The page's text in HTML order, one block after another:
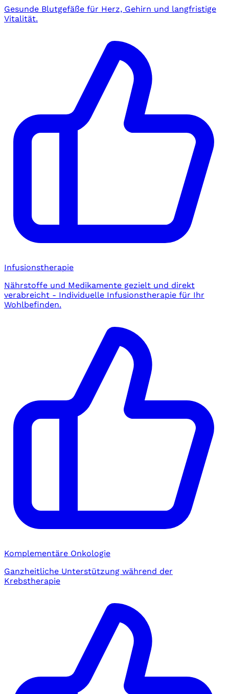
Gesunde Blutgefäße für Herz, Gehirn und langfristige
Vitalität.
Infusionstherapie
Nährstoffe und Medikamente gezielt und direkt
verabreicht - Individuelle Infusionstherapie für Ihr
Wohlbefinden.
Komplementäre Onkologie
Ganzheitliche Unterstützung während der
Krebstherapie